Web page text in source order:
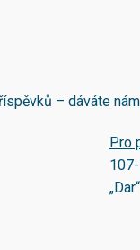
– dáváte
Pro